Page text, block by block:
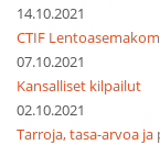
14.10.2021
CTIF
07.10.2021
Kansalliset kilpailut
02.10.2021
Tarroja, tasa-arvoa